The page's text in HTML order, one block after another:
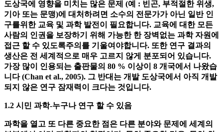
과학적 작업에 대한 개방적인 접근이 글로벌 사회 정의와 관련
하여 수행하는 역할을 과소 평가해서는 안됩니다. 현재 개발
도상국에 영향을 미치는 많은 문제 (예 : 빈곤, 부적절한 위생,
기아 또는 문맹)에 대처하려면 소수의 전문가가 아닌 일반 인
구를위한 교육 및 과학 발전이 필요합니다. 교육에 대한 모든
사람의 인권을 보장하기 위해 가능한 한 장벽없는 과학 자원에
접근 할 수 있도록주의를 기울여야합니다. 또한 연구 결과의
생산은 전 세계적으로 매우 고르지 않게 분포되어 있습니다.
니다 (Chan et al., 2005). 그 반대는 개발 도상국에서 아직 개발
되지 않은 연구 잠재력이 크다는 것입니다.